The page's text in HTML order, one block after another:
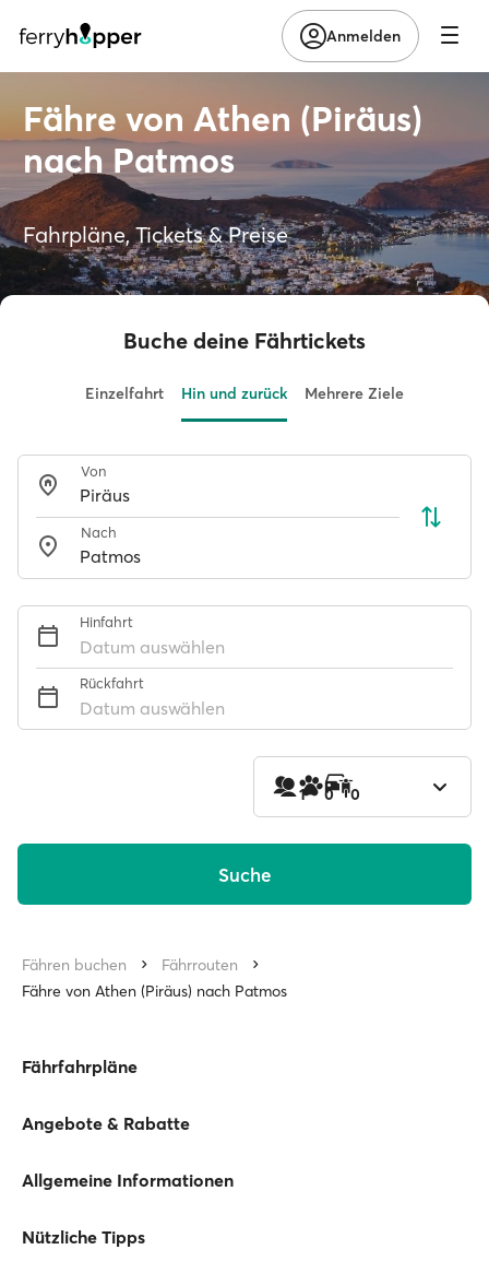
Anmelden
Fähre von Athen (Piräus)
nach Patmos
Fahrpläne, Tickets & Preise
Buche deine Fährtickets
Einzelfahrt Hin und zurück Mehrere Ziele
Von
Nach
Hinfahrt
Datum auswählen
Rückfahrt
Datum auswählen
1 0 0
Suche
Fähren buchen
Fährrouten
Fähre von Athen (Piräus) nach Patmos
Fährfahrpläne
Angebote & Rabatte
Allgemeine Informationen
Nützliche Tipps